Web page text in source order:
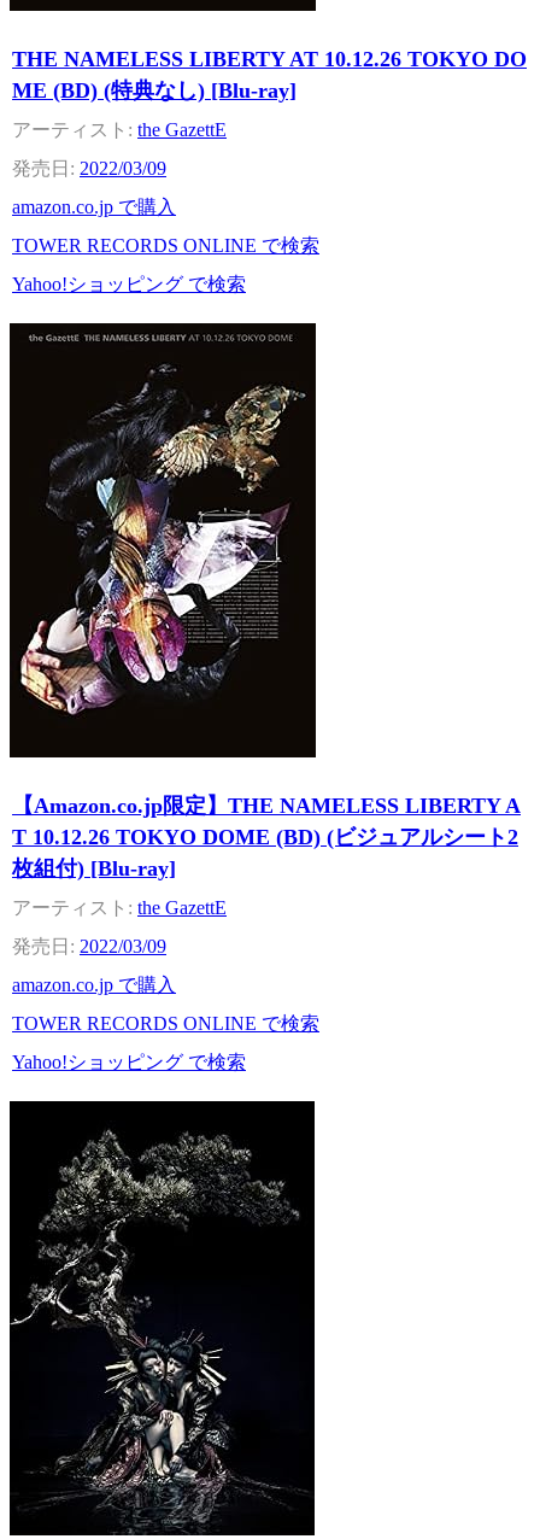
THE NAMELESS LIBERTY AT 10.12.26 TOKYO DO
ME (BD) (特典なし) [Blu-ray]
the GazettE
2022/03/09
amazon.co.jp で購入
TOWER RECORDS ONLINE で検索
Yahoo!ショッピング で検索
【Amazon.co.jp限定】THE NAMELESS LIBERTY A
T 10.12.26 TOKYO DOME (BD) (ビジュアルシート2
枚組付) [Blu-ray]
the GazettE
2022/03/09
amazon.co.jp で購入
TOWER RECORDS ONLINE で検索
Yahoo!ショッピング で検索